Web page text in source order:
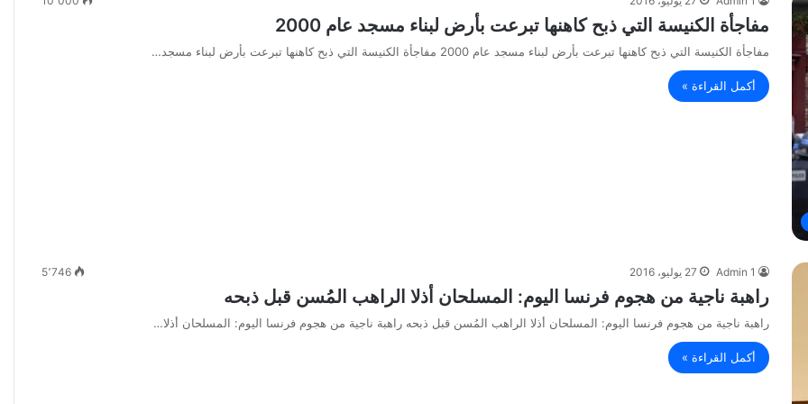
مفاجأة الكنيسة التي ذبح كاهنها تبرعت بأرض لبناء مسجد عام 2000
مفاجأة الكنيسة التي ذبح كاهنها تبرعت بأرض لبناء مسجد عام 2000 مفاجأة الكنيسة التي ذبح كاهنها تبرعت بأرض لبناء مسجد…
أكمل القراءة »
Admin 1 27 يوليو، 2016 5٬746
راهبة ناجية من هجوم فرنسا اليوم: المسلحان أذلا الراهب المُسن قبل ذبحه
راهبة ناجية من هجوم فرنسا اليوم: المسلحان أذلا الراهب المُسن قبل ذبحه راهبة ناجية من هجوم فرنسا اليوم: المسلحان أذلا…
أكمل القراءة »